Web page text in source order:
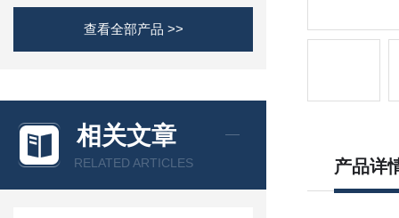
查看全部产品 >>
相关文章
RELATED ARTICLES 产品详